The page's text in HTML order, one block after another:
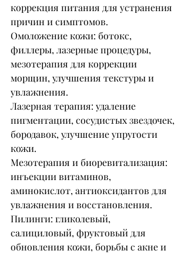
коррекция питания для устранения
причин и симптомов.
Омоложение кожи: ботокс,
филлеры, лазерные процедуры,
мезотерапия для коррекции
морщин, улучшения текстуры и
увлажнения.
Лазерная терапия: удаление
пигментации, сосудистых звездочек,
бородавок, улучшение упругости
кожи.
Мезотерапия и биоревитализация:
инъекции витаминов,
аминокислот, антиоксидантов для
увлажнения и восстановления.
Пилинги: гликолевый,
салициловый, фруктовый для
обновления кожи, борьбы с акне и